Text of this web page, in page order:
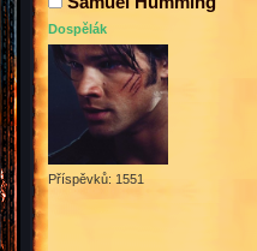
Dospělák
Příspěvků: 1551